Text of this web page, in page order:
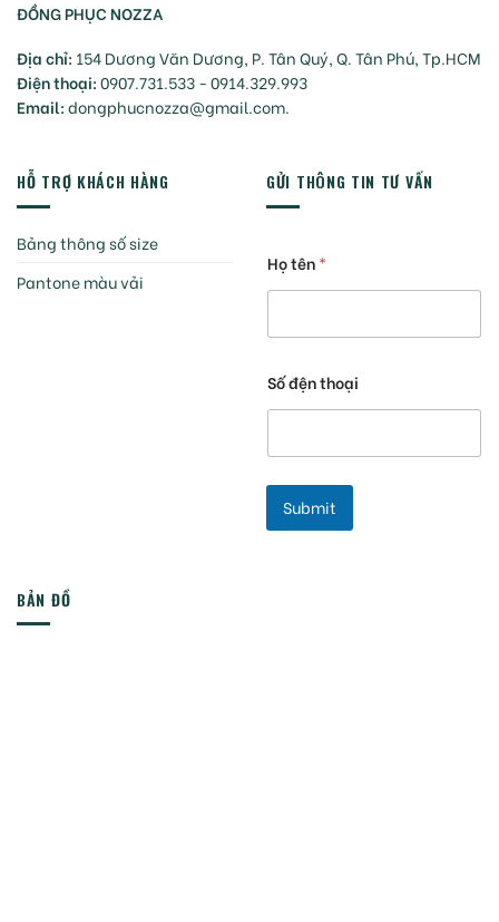
ĐỒNG PHỤC NOZZA
Địa chỉ: 154 Dương Văn Dương, P. Tân Quý, Q. Tân Phú, Tp.HCM
Điện thoại:0907.731.533 - 0914.329.993
Email:dongphucnozza@gmail.com.
HỖ TRỢ KHÁCH HÀNG
Bảng thông số size
Pantone màu vải
GỬI THÔNG TIN TƯ VẤN
Họ tên*
Số đện thoại
Submit
BẢN ĐỒ